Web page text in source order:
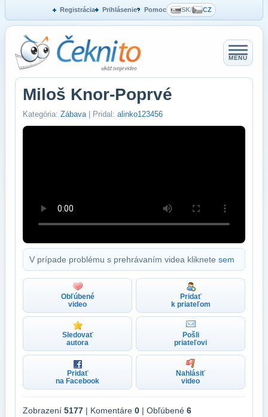
Registrácia Prihlásenie Pomoc SK/ CZ
MENU
Miloš Knor-Poprvé
Kategória: Zábava | Pridal: alinko123456
V prípade problému s prehrávaním videa kliknete sem
Obľúbené
video
Pridať
k priateľom
Sledovať
autora
Pošli
priateľovi
Pridať
na Facebook
Nahlásiť
video
Zobrazení 5177 | Komentáre 0 | Obľúbené 6